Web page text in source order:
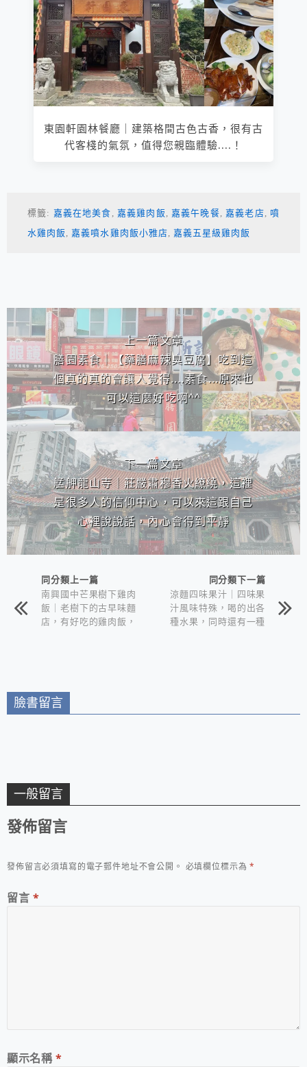
東園軒園林餐廳｜建築格間古色古香，很有古
代客棧的氣氛，值得您親臨體驗....！
標籤: 嘉義在地美食 , 嘉義雞肉飯 , 嘉義午晚餐,嘉義老店, 噴
水雞肉飯 ,嘉義噴水雞肉飯小雅店, 嘉義五星級雞肉飯
相連文章
上一篇文章
膳園素食｜【藥膳麻辣臭豆腐】吃到這
個真的真的會讓人覺得....素食...原來也
可以這麼好吃啊^^
下一篇文章
艋舺龍山寺｜莊嚴肅穆香火繚繞，這裡
是很多人的信仰中心，可以來這跟自己
心裡說說話，內心會得到平靜
同分類上一篇
南興國中芒果樹下雞肉
飯｜老樹下的古早味麵
店，有好吃的雞肉飯，
同分類下一篇
涼麵四味果汁｜四味果
汁風味特殊，喝的出各
種水果，同時還有一種
臉書留言
一般留言
發佈留言
發佈留言必須填寫的電子郵件地址不會公開。 必填欄位標示為*
留言 *
顯示名稱*